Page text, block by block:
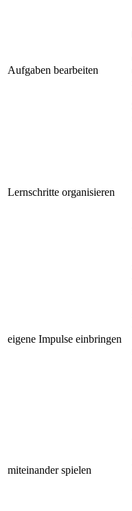
Aufgaben bearbeiten
Lernschritte organisieren
eigene Impulse einbringen
miteinander spielen